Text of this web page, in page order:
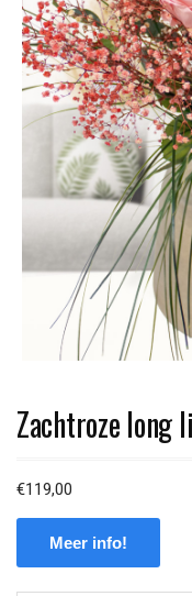
Zachtroze long
€119,00
Meer info!